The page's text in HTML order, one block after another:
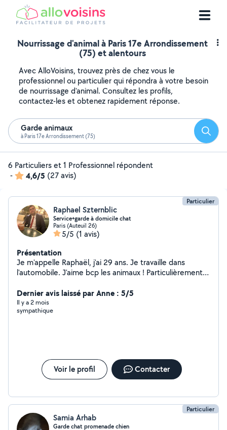
Nourrissage d'animal à Paris 17e Arrondissement
(75) et alentours
Avec AlloVoisins, trouvez près de chez vous le
professionnel ou particulier qui répondra à votre besoin
de nourrissage d'animal. Consultez les profils,
contactez-les et obtenez rapidement réponse.
Garde animaux
à Paris 17e Arrondissement (75)
6 Particuliers et 1 Professionnel répondent
-
4,6/5 (27 avis)
Particulier
Raphael Szternblic
Service+garde à domicile chat
Paris (Auteuil 26)
5/5 (1 avis)
Présentation
Je m'appelle Raphaël, j'ai 29 ans. Je travaille dans
l'automobile. J'aime bcp les animaux ! Particulièrement
Dernier avis laissé par Anne : 5/5
Il y a 2 mois
sympathique
Voir le profil Contacter
Particulier
Samia Arhab
Garde chat promenade chien